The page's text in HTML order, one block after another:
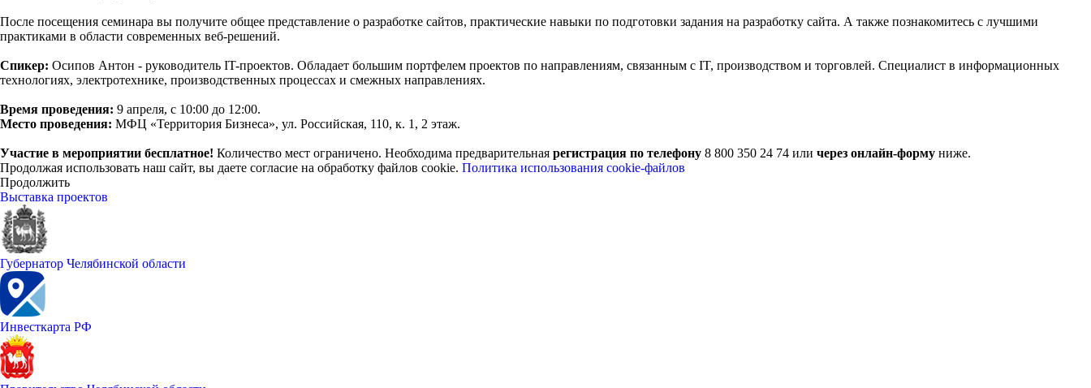
После посещения семинара вы получите общее представление о разработке сайтов, практические навыки по подготовки задания на разработку сайта. А также познакомитесь с лучшими
практиками в области современных веб-решений.
Спикер: Осипов Антон - руководитель IT-проектов. Обладает большим портфелем проектов по направлениям, связанным с IT, производством и торговлей. Специалист в информационных
технологиях, электротехнике, производственных процессах и смежных направлениях.
Время проведения: 9 апреля, с 10:00 до 12:00.
Место проведения: МФЦ «Территория Бизнеса», ул. Российская, 110, к. 1, 2 этаж.
Участие в мероприятии бесплатное! Количество мест ограничено. Необходима предварительная регистрация по телефону 8 800 350 24 74 или через онлайн-форму ниже.
Продолжая использовать наш сайт, вы даете согласие на обработку файлов cookie. Политика использования cookie-файлов
Продолжить
Выставка проектов
Губернатор Челябинской области
Инвесткарта РФ